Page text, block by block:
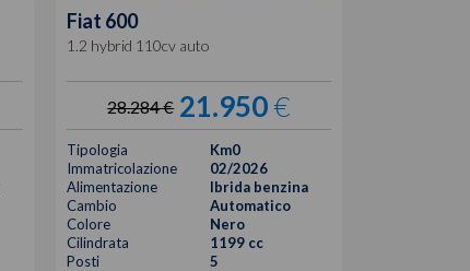
Fiat 600
1.2 hybrid 110cv auto
28.284 € 21.950€
Tipologia
Km0
Immatricolazione
02/2026
Alimentazione
Ibrida benzina
Cambio
Automatico
Colore
Nero
Cilindrata
1199 cc
Posti
5